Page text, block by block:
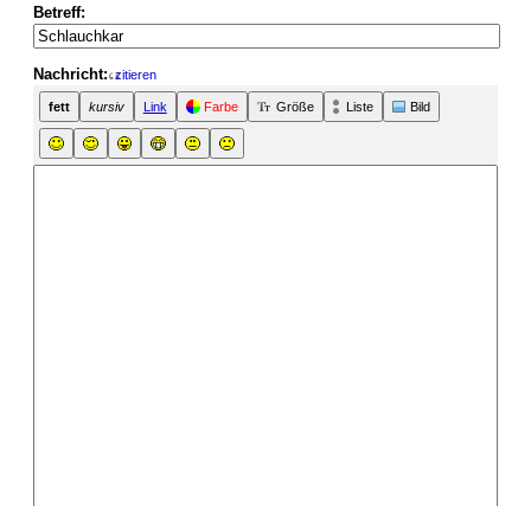
Betreff:
Nachricht: zitieren
fett kursiv Link Farbe Größe Liste Bild